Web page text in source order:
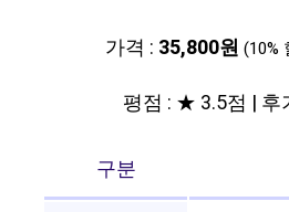
가격 : 35,800원 (10%
평점 : ★ 3.5점 | 후
구분